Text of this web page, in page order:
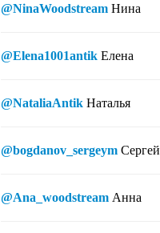
@NinaWoodstream Нина
@Elena1001antik Елена
@NataliaAntik Наталья
@bogdanov_sergeym Сергей
@Ana_woodstream Анна